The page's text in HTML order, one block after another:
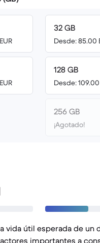
32 GB
Desde: 85.00
128 GB
Desde: 109.00
256 GB
¡Agotado!
vida útil esperada de un
importantes a